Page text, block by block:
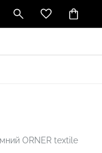
ORNER textile